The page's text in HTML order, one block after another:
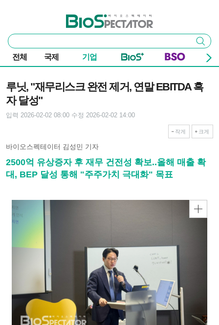
바이오스펙테이터
통
합
검
색
검색
전체 국제 기업
루닛, "재무리스크 완전 제거, 연말 EBITDA 흑
자 달성"
입력 2026-02-02 08:00 수정 2026-02-02 14:00
작게 크게
바이오스펙테이터 김성민 기자
2500억 유상증자 후 재무 건전성 확보..올해 매출 확
대, BEP 달성 통해 "주주가치 극대화" 목표